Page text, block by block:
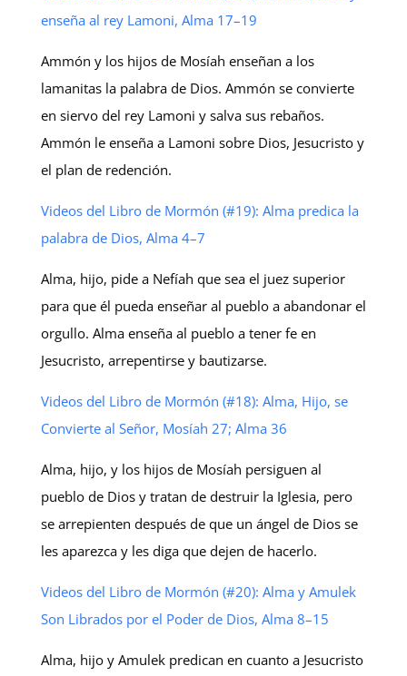
enseña al rey Lamoni, Alma 17–19
Ammón y los hijos de Mosíah enseñan a los
lamanitas la palabra de Dios. Ammón se convierte
en siervo del rey Lamoni y salva sus rebaños.
Ammón le enseña a Lamoni sobre Dios, Jesucristo y
el plan de redención.
Videos del Libro de Mormón (#19): Alma predica la
palabra de Dios, Alma 4–7
Alma, hijo, pide a Nefíah que sea el juez superior
para que él pueda enseñar al pueblo a abandonar el
orgullo. Alma enseña al pueblo a tener fe en
Jesucristo, arrepentirse y bautizarse.
Videos del Libro de Mormón (#18): Alma, Hijo, se
Convierte al Señor, Mosíah 27; Alma 36
Alma, hijo, y los hijos de Mosíah persiguen al
pueblo de Dios y tratan de destruir la Iglesia, pero
se arrepienten después de que un ángel de Dios se
les aparezca y les diga que dejen de hacerlo.
Videos del Libro de Mormón (#20): Alma y Amulek
Son Librados por el Poder de Dios, Alma 8–15
Alma, hijo y Amulek predican en cuanto a Jesucristo